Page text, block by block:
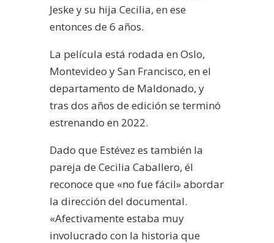
Jeske y su hija Cecilia, en ese
entonces de 6 años.
La película está rodada en Oslo,
Montevideo y San Francisco, en el
departamento de Maldonado, y
tras dos años de edición se terminó
estrenando en 2022.
Dado que Estévez es también la
pareja de Cecilia Caballero, él
reconoce que «no fue fácil» abordar
la dirección del documental.
«Afectivamente estaba muy
involucrado con la historia que